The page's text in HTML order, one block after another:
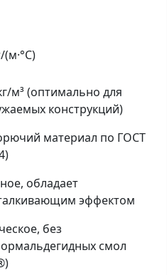
м³ (оптимально для
конструкций)
материал по ГОСТ
обладает
эффектом
без
смол